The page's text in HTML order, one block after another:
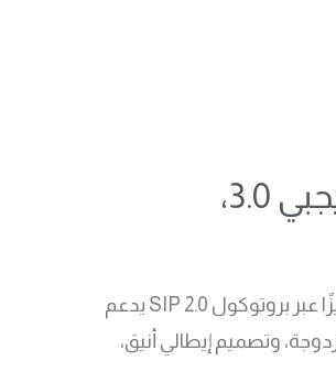
جهاز اتصال ذكي للمنزل، شاشة لمس سعوية 7 بوصة، بروتوكول SIP 2.0، زيجبي 3.0،
أكوفوكس X933H هو جهاز اتصال ذكي فاخر للمنزل مزود بشاشة لمس سعوية 7 بوصة ونظام أندرويد 9.0 يوفر اتصالاً صوتيًا ومرئيًا متميزًا عبر بروتوكول SIP 2.0 يدعم
وتصميم إيطالي أنيق،